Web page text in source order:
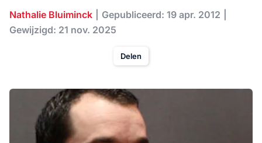
Nathalie Bluiminck
Gepubliceerd: 19 apr. 2012
Gewijzigd: 21 nov. 2025
Delen